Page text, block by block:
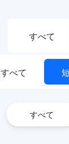
すべて
すべて
すべて